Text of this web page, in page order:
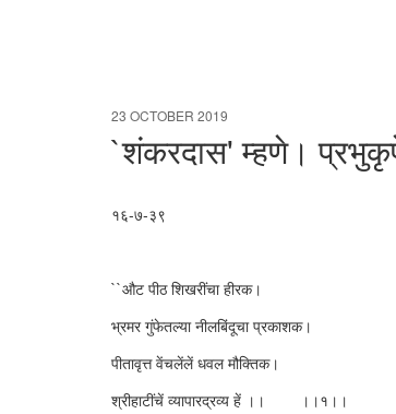
23 OCTOBER 2019
`शंकरदास' म्हणे।
१६-७-३९
``औट पीठ शिखरींचा हीरक।
भ्रमर गुंफेतल्या नीलबिंदूचा प्रकाशक।
पीतावृत्त वेंचलेंलें धवल मौक्तिक।
श्रीहाटींचें व्यापारद्रव्य हें ।। ।।१।।